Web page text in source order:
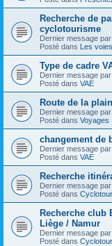
Recherche de
cyclotourisme
Dernier message par
Posté dans Les
Type de cadre
Dernier message par
Posté dans VAE
Route de la
Dernier message par
Posté dans Voyages
changement de
Dernier message par
Posté dans VAE
Recherche
Dernier message par
Posté dans
Recherche club
Liège / Namur
Dernier message par
Posté dans